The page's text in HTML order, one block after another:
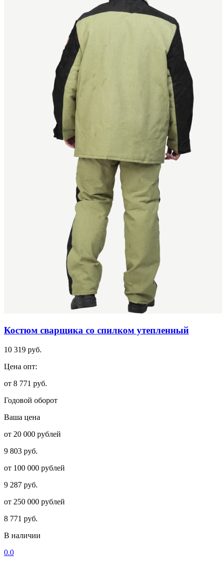
Костюм сварщика со спилком утепленный
10 319 руб.
Цена опт:
от 8 771 руб.
Годовой оборот
Ваша цена
от 20 000 рублей
9 803 руб.
от 100 000 рублей
9 287 руб.
от 250 000 рублей
8 771 руб.
В наличии
0.0